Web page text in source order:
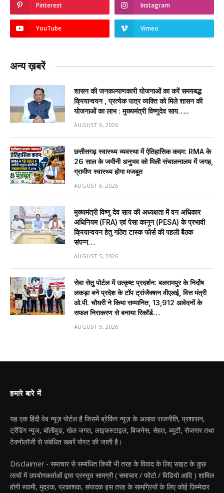
Pinterest Instagram
YouTube Vimeo
अन्य ख़बरें
शासन की जनकल्याणकारी योजनाओं का करें समयबद्ध
क्रियान्वयन , प्रत्येक पात्र व्यक्ति को मिले शासन की
योजनाओं का लाभ : मुख्यमंत्री विष्णुदेव साय…..
AUGUST 6, 2026
छत्तीसगढ़ स्वास्थ्य व्यवस्था में ऐतिहासिक कदम: RMA के
26 साल के जमीनी अनुभव को मिली संचालनालय में जगह,
ग्रामीण स्वास्थ्य होगा मजबूत
AUGUST 6, 2026
मुख्यमंत्री विष्णु देव साय की अध्यक्षता में वन अधिकार
अधिनियम (FRA) एवं पेसा कानून (PESA) के प्रभावी
क्रियान्वयन हेतु गठित टास्क फोर्स की पहली बैठक
संपन्न…
AUGUST 5, 2026
सेवा सेतु पोर्टल में उत्कृष्ट प्रदर्शन: बलरामपुर के निर्दोष
लकड़ा बने प्रदेश के टॉप ट्रांजैक्शन वीएलई, वित्त मंत्री
ओ.पी. चौधरी ने किया सम्मानित, 13,912 आवेदनों के
सफल निराकरण से बनाया रिकॉर्ड…
AUGUST 5, 2026
हमारे बारे में
यह एक हिंदी वेब न्यूज़ पोर्टल है जिसमें ब्रेकिंग न्यूज़ के अलावा राजनीति, प्रशासन,
ट्रेंडिंग न्यूज, बॉलीवुड, खेल जगत, लाइफस्टाइल, बिजनेस, सेहत, ब्यूटी, रोजगार तथा
टेक्नोलॉजी से संबंधित खबरें पोस्ट की जाती है।
Disclaimer - समाचार से सम्बंधित किसी भी तरह के विवाद के लिए साइट के कुछ
तत्वों में उपयोगकर्ताओं द्वारा प्रस्तुत सामग्री ( समाचार / फोटो / विडियो आदि ) शामिल
होगी स्वामी, मुद्रक, प्रकाशक, संपादक इस तरह के सामग्रियों के लिए कोई ज़िम्मेदार